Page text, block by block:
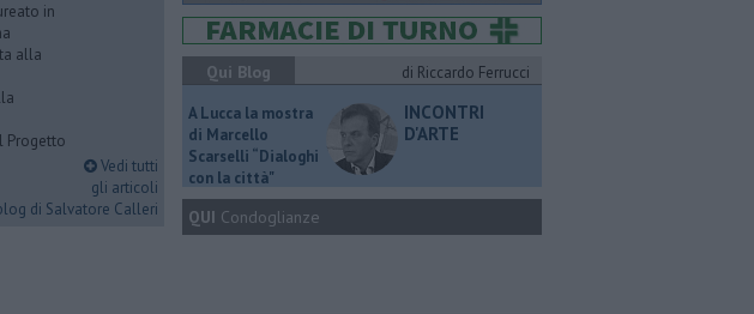
in
alla
Progetto
Vedi tutti
gli articoli
di Salvatore Calleri
Qui Blog
di Riccardo Ferrucci
A Lucca la mostra
di Marcello
Scarselli “Dialoghi
con la città"
INCONTRI
D'ARTE
QUI Condoglianze